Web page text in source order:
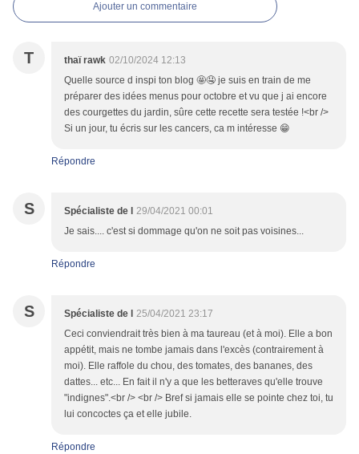
Ajouter un commentaire
T thaï rawk 02/10/2024 12:13
Quelle source d inspi ton blog 🤩🤤 je suis en train de me
préparer des idées menus pour octobre et vu que j ai encore
des courgettes du jardin, sûre cette recette sera testée !<br />
Si un jour, tu écris sur les cancers, ca m intéresse 😁
Répondre
S Spécialiste de l
29/04/2021 00:01
Je sais.... c'est si dommage qu'on ne soit pas voisines...
Répondre
S Spécialiste de l
25/04/2021 23:17
Ceci conviendrait très bien à ma taureau (et à moi). Elle a bon
appétit, mais ne tombe jamais dans l'excès (contrairement à
moi). Elle raffole du chou, des tomates, des bananes, des
dattes... etc... En fait il n'y a que les betteraves qu'elle trouve
"indignes".<br /> <br /> Bref si jamais elle se pointe chez toi, tu
lui concoctes ça et elle jubile.
Répondre